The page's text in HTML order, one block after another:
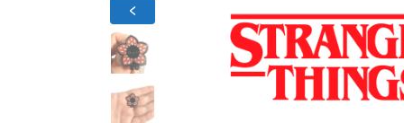
<